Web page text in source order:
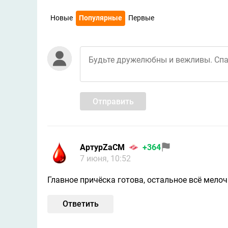
Новые Популярные Первые
Отправить
АртурZaСМ
+364
7 июня, 10:52
Главное причёска готова, остальное всё
Ответить